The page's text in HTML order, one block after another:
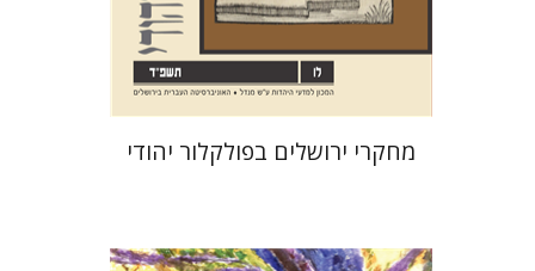
הנחת אתר ספר מודפס
מחקרי ירושלים בפולקלור יהודי